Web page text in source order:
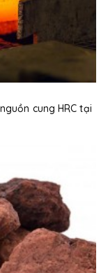
cung HRC tại